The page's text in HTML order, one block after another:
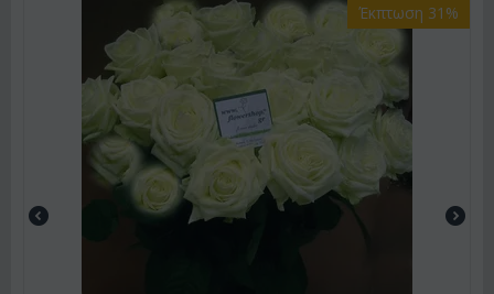
Έκπτωση 31%